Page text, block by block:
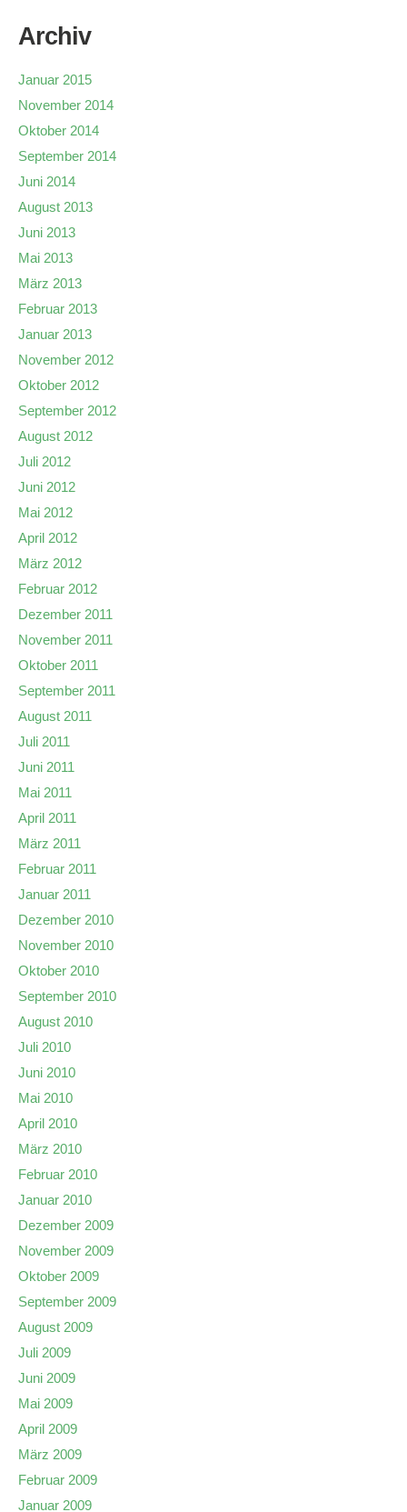
Archiv
Januar 2015
November 2014
Oktober 2014
September 2014
Juni 2014
August 2013
Juni 2013
Mai 2013
März 2013
Februar 2013
Januar 2013
November 2012
Oktober 2012
September 2012
August 2012
Juli 2012
Juni 2012
Mai 2012
April 2012
März 2012
Februar 2012
Dezember 2011
November 2011
Oktober 2011
September 2011
August 2011
Juli 2011
Juni 2011
Mai 2011
April 2011
März 2011
Februar 2011
Januar 2011
Dezember 2010
November 2010
Oktober 2010
September 2010
August 2010
Juli 2010
Juni 2010
Mai 2010
April 2010
März 2010
Februar 2010
Januar 2010
Dezember 2009
November 2009
Oktober 2009
September 2009
August 2009
Juli 2009
Juni 2009
Mai 2009
April 2009
März 2009
Februar 2009
Januar 2009